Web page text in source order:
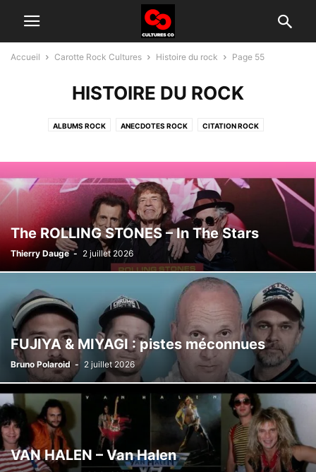
Accueil Carotte Rock Cultures Histoire du rock Page 55
HISTOIRE DU ROCK
ALBUMS ROCK ANECDOTES ROCK CITATION ROCK
TÉLÉ ROCK
The ROLLING STONES – In The Stars
Thierry Dauge - 2 juillet 2026
FUJIYA & MIYAGI : pistes méconnues
Bruno Polaroid - 2 juillet 2026
VAN HALEN – Van Halen